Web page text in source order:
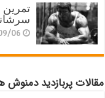
06
مقالات پربازدید